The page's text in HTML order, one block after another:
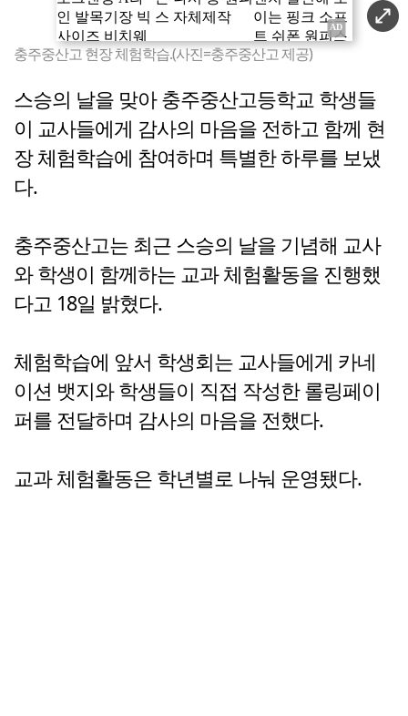
충주중산고 현장 체험학습.(사진=충주중산고 제공)
스승의 날을 맞아 충주중산고등학교 학생들
이 교사들에게 감사의 마음을 전하고 함께 현
장 체험학습에 참여하며 특별한 하루를 보냈
다.
충주중산고는 최근 스승의 날을 기념해 교사
와 학생이 함께하는 교과 체험활동을 진행했
다고 18일 밝혔다.
체험학습에 앞서 학생회는 교사들에게 카네
이션 뱃지와 학생들이 직접 작성한 롤링페이
퍼를 전달하며 감사의 마음을 전했다.
교과 체험활동은 학년별로 나눠 운영됐다.